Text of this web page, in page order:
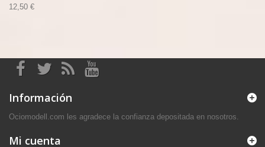
12,50 €
Información
Ociomodell.com les agradece la confianza depositada en nosotros.
Mi cuenta